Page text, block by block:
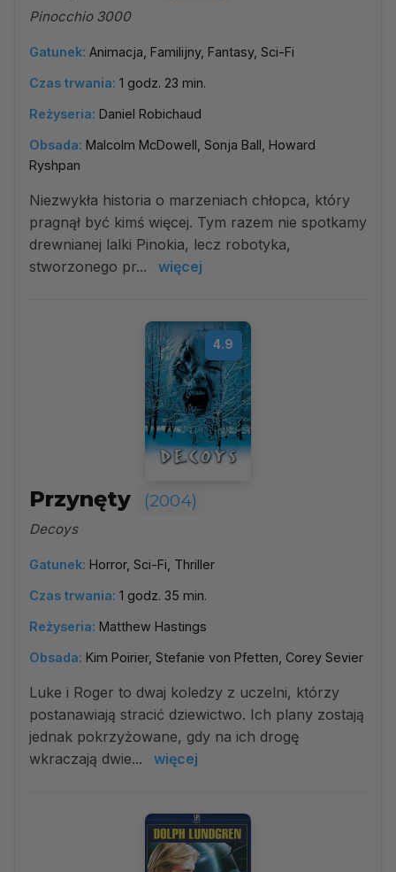
Pinocchio 3000
Gatunek: Animacja, Familijny, Fantasy, Sci-Fi
Czas trwania: 1 godz. 23 min.
Reżyseria: Daniel Robichaud
Obsada: Malcolm McDowell, Sonja Ball, Howard
Ryshpan
Niezwykła historia o marzeniach chłopca, który
pragnął być kimś więcej. Tym razem nie spotkamy
drewnianej lalki Pinokia, lecz robotyka,
stworzonego pr...
więcej
4.9
Przynęty (2004)
Decoys
Gatunek: Horror, Sci-Fi, Thriller
Czas trwania: 1 godz. 35 min.
Reżyseria: Matthew Hastings
Obsada: Kim Poirier, Stefanie von Pfetten, Corey Sevier
Luke i Roger to dwaj koledzy z uczelni, którzy
postanawiają stracić dziewictwo. Ich plany zostają
jednak pokrzyżowane, gdy na ich drogę
wkraczają dwie...
więcej